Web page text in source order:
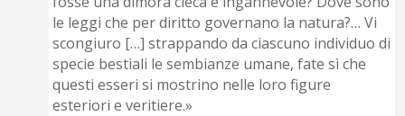
le leggi che per diritto governano la natura?… Vi
scongiuro […] strappando da ciascuno individuo di
specie bestiali le sembianze umane, fate sì che
questi esseri si mostrino nelle loro figure
esteriori e veritiere.»